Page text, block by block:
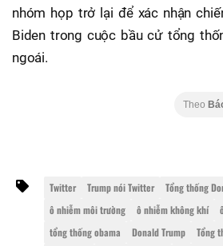
nhóm họp trở lại để xác nhận
Biden trong cuộc bầu cử tổng
ngoái.
Theo
Twitter Trump nói Twitter
Tổng thống
ô nhiễm môi trường
ô nhiễm không khí
tổng thống obama
Donald Trump Tổng